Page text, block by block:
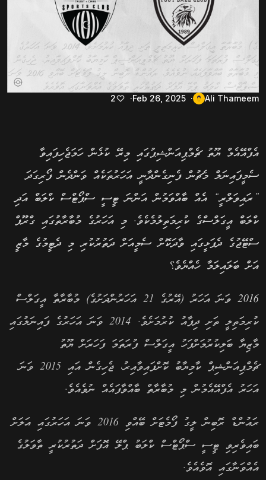
Ali Thameem
Feb 26, 2025
2
އެފްއޭއެމް ޔޫތު ޗެމްޕިއަންޝިޕުގައި މިރޭ ކުޅެން ހަމަޖެހިފައިވާ
ސެމީފައިނަލް މެޗުން ފެނިގެންދާނީ އަހަރުތަކެއް ވަންދެން ފޯރިގަދަ
”ރައިވަލްރީ“ އެއް ބާއްވަމުން އަންނަ ޓީސީ ސްޕޯޓްސް ކްލަބް އަދި
ކްލަބް އީގަލްސްގެ ކުރިމަތިލުމެކެވެ. މި އަހަރުގެ މުބާރާތުގައި ގްރޫޕް
ސްޓޭޖުގެ ދެފަޅީގައި ވާދަކޮށް ސެމީއަށް ދަތުރުކުރި މި ދެޓީމުގެ މާޒީ
އަށް ބަލައިލަމާ ހެއްޔެވެ؟
2016
ވަނަ އަހަރު (އޭރުގެ 21 އަހަރުންދަށުގެ) މުބާރާތާ އީގަލްސް
ކުރިމަތިލީ ތަށި ދިފާއު ކުރުމަށެވެ. 2014 ވަނަ އަހަރުގެ ފައިނަލުގައި
މާޒިޔާ ބަލިކުރުމަށްފަހު އީގަލްސް ފުރަތަމަ ފަހަރަށް ޔޫތު
ޗެމްޕިއަންޝިޕް ކާމިޔާބު ކޮށްފައިވާއިރު، ޖެހިގެން އައި 2015 ވަނަ
އަހަރު އެފްއޭއެމުން މި މުބާރާތް ބާއްވާފައެއް ނުވެއެވެ.
ރައުންޑް ރޮބިން ލީގު ފޯމެޓަށް ބޭއްވި 2016 ވަނަ އަހަރުގައި އަލަށް
ބައިވެރިވި ޓީސީ ސްޕޯޓްސް ކްލަބު ޕްލޭ އޮފަށް ދަތުރުކުރީ ތާވަލުގެ
އެއްވަނާގައި އޮވެއެވެ.